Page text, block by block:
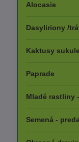
Alocasie
Dasyliriony /
Kaktusy
Paprade
Mladé rastliny
Semená -